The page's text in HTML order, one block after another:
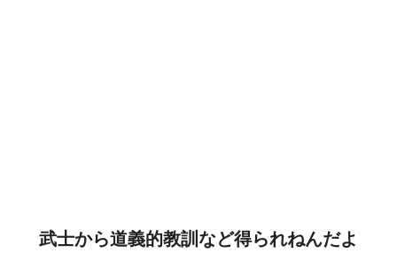
武士から道義的教訓など得られねんだよ